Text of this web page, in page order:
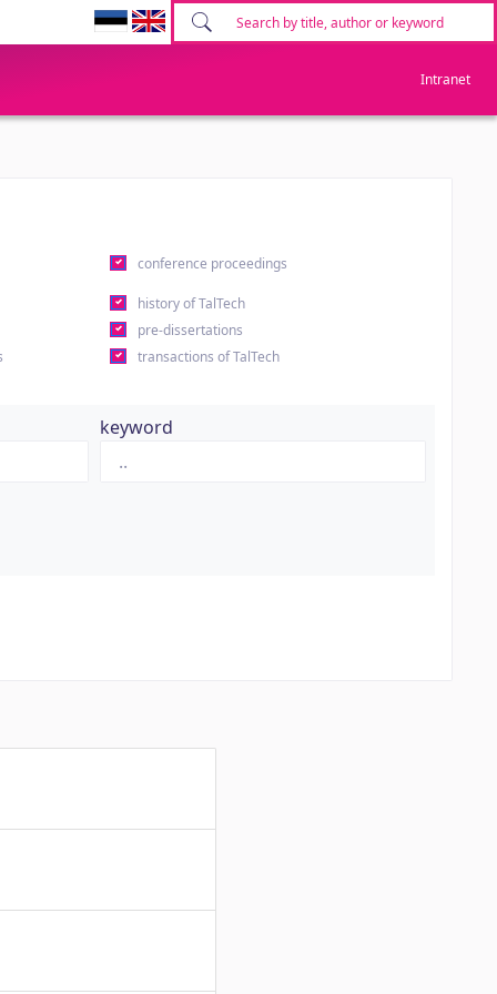
Intranet
conference proceedings
history of TalTech
pre-dissertations
transactions of TalTech
keyword